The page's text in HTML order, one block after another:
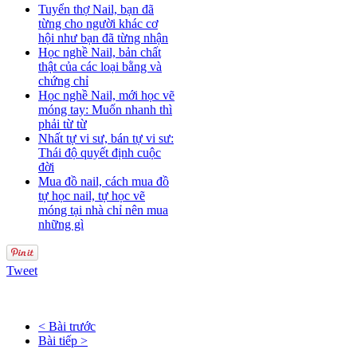
Tuyển thợ Nail, bạn đã
từng cho người khác cơ
hội như bạn đã từng nhận
Học nghề Nail, bản chất
thật của các loại bằng và
chứng chỉ
Học nghề Nail, mới học vẽ
móng tay: Muốn nhanh thì
phải từ từ
Nhất tự vi sư, bán tự vi sư:
Thái độ quyết định cuộc
đời
Mua đồ nail, cách mua đồ
tự học nail, tự học vẽ
móng tại nhà chỉ nên mua
những gì
Tweet
< Bài trước
Bài tiếp >